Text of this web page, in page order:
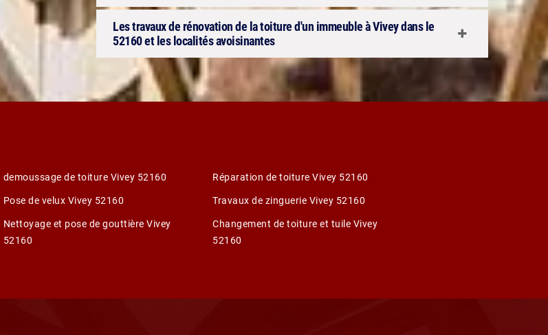
Les travaux de rénovation de la toiture d'un immeuble à Vivey dans le
52160 et les localités avoisinantes
demoussage de toiture Vivey 52160
Pose de velux Vivey 52160
Nettoyage et pose de gouttière Vivey
52160
Réparation de toiture Vivey 52160
Travaux de zinguerie Vivey 52160
Changement de toiture et tuile Vivey
52160